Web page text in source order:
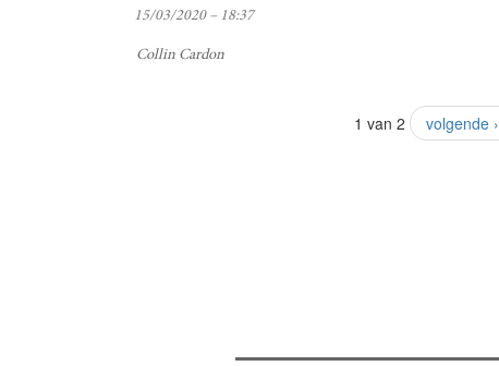
15/03/2020 – 18:37
Collin Cardon
1 van 2 volgende ›